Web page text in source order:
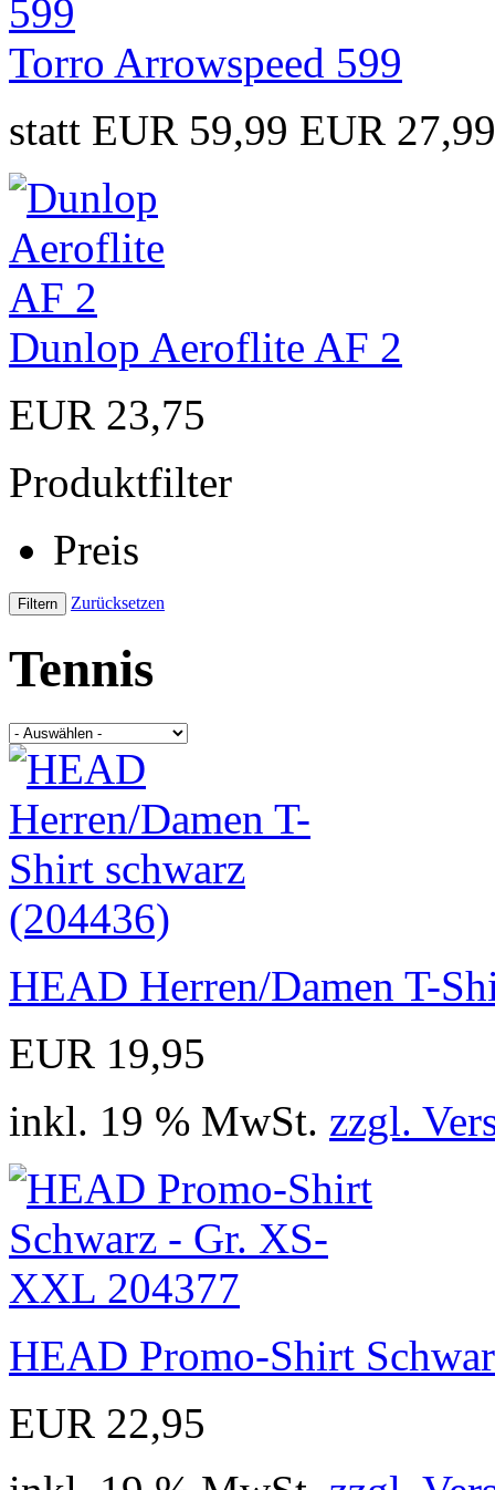
Torro Arrowspeed 599
statt EUR 59,99 EUR
Dunlop Aeroflite AF 2
EUR 23,75
Produktfilter
Preis
Zurücksetzen
Tennis
HEAD Herren/Damen T-
EUR 19,95
inkl. 19 % MwSt. zzgl.
HEAD Promo-Shirt
EUR 22,95